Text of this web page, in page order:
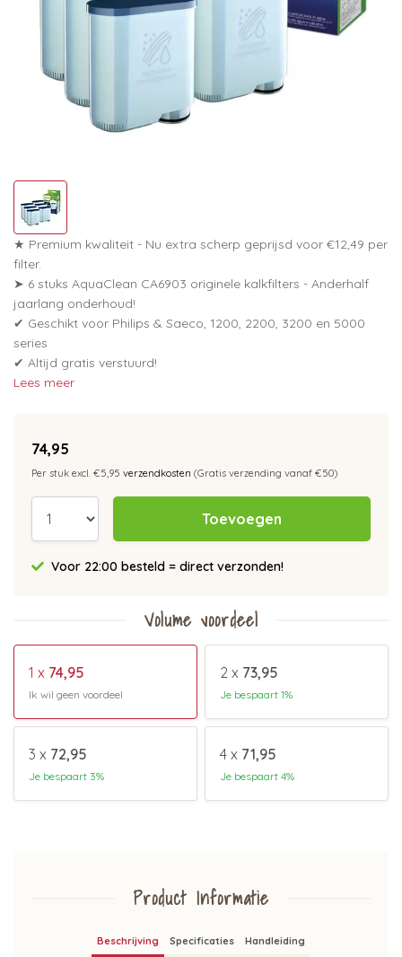
★ Premium kwaliteit - Nu extra scherp geprijsd voor €12,49 per
filter.
➤ 6 stuks AquaClean CA6903 originele kalkfilters - Anderhalf
jaarlang onderhoud!
✔ Geschikt voor Philips & Saeco, 1200, 2200, 3200 en 5000
series
✔ Altijd gratis verstuurd!
Lees meer
74,95
Per stuk excl. €5,95 verzendkosten (Gratis verzending vanaf €50)
Toevoegen
Voor 22:00 besteld = direct verzonden!
Volume voordeel
1 x 74,95
Ik wil geen voordeel
2 x 73,95
Je bespaart 1%
3 x 72,95
Je bespaart 3%
4 x 71,95
Je bespaart 4%
Product Informatie
Beschrijving Specificaties Handleiding